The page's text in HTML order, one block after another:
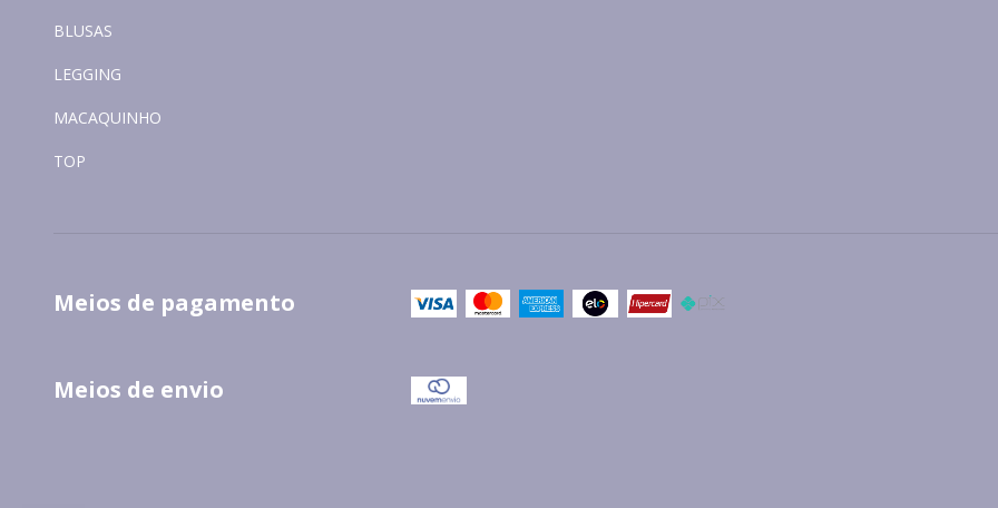
BLUSAS
LEGGING
MACAQUINHO
TOP
Meios de pagamento
Meios de envio